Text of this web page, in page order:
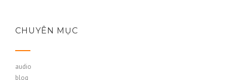
CHUYÊN MỤC
audio
blog